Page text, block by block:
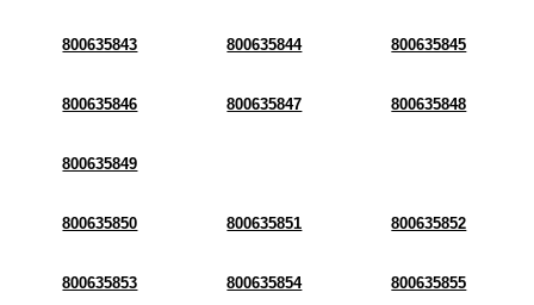
800635843 800635844 800635845
800635846 800635847 800635848
800635849
800635850 800635851 800635852
800635853 800635854 800635855